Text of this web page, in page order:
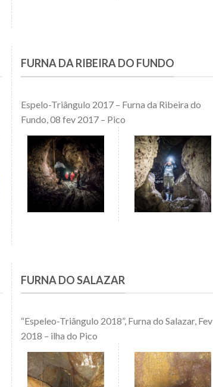
FURNA DA RIBEIRA DO FUNDO
Espelo-Triângulo 2017 – Furna da Ribeira do
Fundo, 08 fev 2017 – Pico
FURNA DO SALAZAR
“Espeleo-Triângulo 2018”, Furna do Salazar, Fev
2018 – ilha do Pico